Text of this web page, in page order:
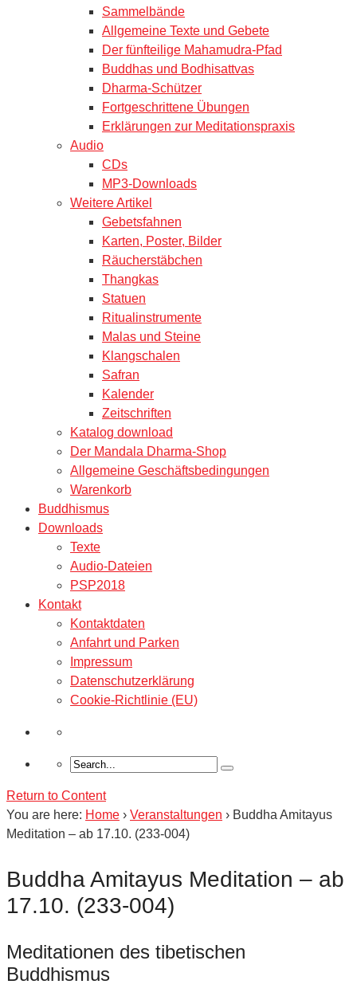
Sammelbände
Allgemeine Texte und Gebete
Der fünfteilige Mahamudra-Pfad
Buddhas und Bodhisattvas
Dharma-Schützer
Fortgeschrittene Übungen
Erklärungen zur Meditationspraxis
Audio
CDs
MP3-Downloads
Weitere Artikel
Gebetsfahnen
Karten, Poster, Bilder
Räucherstäbchen
Thangkas
Statuen
Ritualinstrumente
Malas und Steine
Klangschalen
Safran
Kalender
Zeitschriften
Katalog download
Der Mandala Dharma-Shop
Allgemeine Geschäftsbedingungen
Warenkorb
Buddhismus
Downloads
Texte
Audio-Dateien
PSP2018
Kontakt
Kontaktdaten
Anfahrt und Parken
Impressum
Datenschutzerklärung
Cookie-Richtlinie (EU)
Return to Content
You are here: Home › Veranstaltungen › Buddha Amitayus
Meditation – ab 17.10. (233-004)
Buddha Amitayus Meditation – ab
17.10. (233-004)
Meditationen des tibetischen
Buddhismus